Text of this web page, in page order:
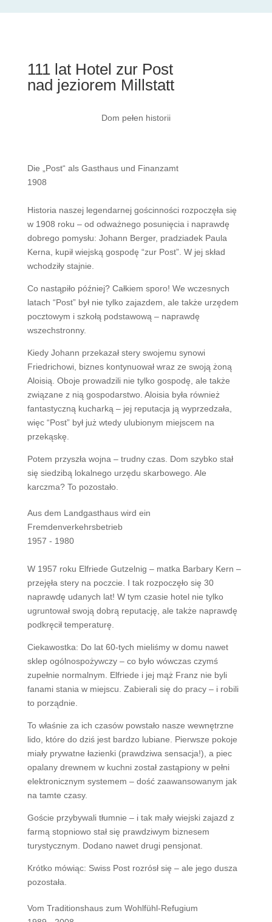
111 lat Hotel zur Post
nad jeziorem Millstatt
Dom pełen historii
Die „Post“ als Gasthaus und Finanzamt
1908
Historia naszej legendarnej gościnności rozpoczęła się
w 1908 roku – od odważnego posunięcia i naprawdę
dobrego pomysłu: Johann Berger, pradziadek Paula
Kerna, kupił wiejską gospodę “zur Post”. W jej skład
wchodziły stajnie.
Co nastąpiło później? Całkiem sporo! We wczesnych
latach “Post” był nie tylko zajazdem, ale także urzędem
pocztowym i szkołą podstawową – naprawdę
wszechstronny.
Kiedy Johann przekazał stery swojemu synowi
Friedrichowi, biznes kontynuował wraz ze swoją żoną
Aloisią. Oboje prowadzili nie tylko gospodę, ale także
związane z nią gospodarstwo. Aloisia była również
fantastyczną kucharką – jej reputacja ją wyprzedzała,
więc “Post” był już wtedy ulubionym miejscem na
przekąskę.
Potem przyszła wojna – trudny czas. Dom szybko stał
się siedzibą lokalnego urzędu skarbowego. Ale
karczma? To pozostało.
Aus dem Landgasthaus wird ein
Fremdenverkehrsbetrieb
1957 - 1980
W 1957 roku Elfriede Gutzelnig – matka Barbary Kern –
przejęła stery na poczcie. I tak rozpoczęło się 30
naprawdę udanych lat! W tym czasie hotel nie tylko
ugruntował swoją dobrą reputację, ale także naprawdę
podkręcił temperaturę.
Ciekawostka: Do lat 60-tych mieliśmy w domu nawet
sklep ogólnospożywczy – co było wówczas czymś
zupełnie normalnym. Elfriede i jej mąż Franz nie byli
fanami stania w miejscu. Zabierali się do pracy – i robili
to porządnie.
To właśnie za ich czasów powstało nasze wewnętrzne
lido, które do dziś jest bardzo lubiane. Pierwsze pokoje
miały prywatne łazienki (prawdziwa sensacja!), a piec
opalany drewnem w kuchni został zastąpiony w pełni
elektronicznym systemem – dość zaawansowanym jak
na tamte czasy.
Goście przybywali tłumnie – i tak mały wiejski zajazd z
farmą stopniowo stał się prawdziwym biznesem
turystycznym. Dodano nawet drugi pensjonat.
Krótko mówiąc: Swiss Post rozrósł się – ale jego dusza
pozostała.
Vom Traditionshaus zum Wohlfühl-Refugium